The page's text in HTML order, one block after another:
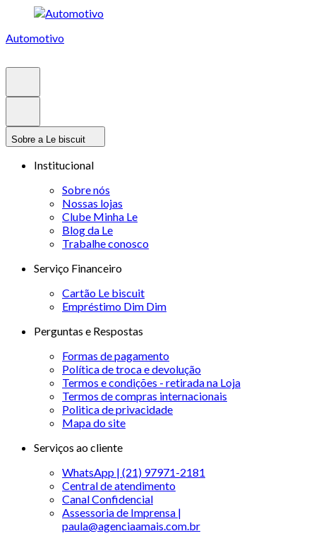
Automotivo
Sobre a Le biscuit
Institucional
Sobre nós
Nossas lojas
Clube Minha Le
Blog da Le
Trabalhe conosco
Serviço Financeiro
Cartão Le biscuit
Empréstimo Dim Dim
Perguntas e Respostas
Formas de pagamento
Política de troca e devolução
Termos e condições - retirada na Loja
Termos de compras internacionais
Politica de privacidade
Mapa do site
Serviços ao cliente
WhatsApp | (21) 97971-2181
Central de atendimento
Canal Confidencial
Assessoria de Imprensa |
paula@agenciaamais.com.br